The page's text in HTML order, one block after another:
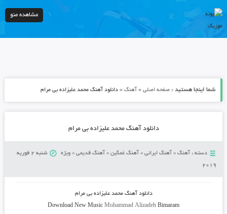
مشاهده منو
شما اینجا هستید : صفحه اصلی» آهنگ» دانلود آهنگ محمد علیزاده بی مرام
دانلود آهنگ محمد علیزاده بی مرام
دسته : آهنگ» آهنگ ایرانی» آهنگ غمگین» آهنگ قدیمی» ویژه
شنبه 2 فوریه
2019
دانلود آهنگمحمد علیزاده بی مرام
Download New Music Mohammad Alizadeh Bimaram